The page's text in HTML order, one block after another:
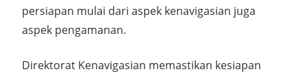
persiapan mulai dari aspek kenavigasian juga
aspek pengamanan.
Direktorat Kenavigasian memastikan kesiapan